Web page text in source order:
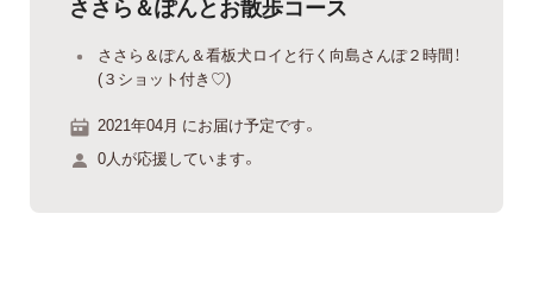
ささら＆ぽんとお散歩コース
ささら＆ぽん＆看板犬ロイと行く向島さんぽ２時間！
(３ショット付き♡)
2021年04月 にお届け予定です。
0人が応援しています。